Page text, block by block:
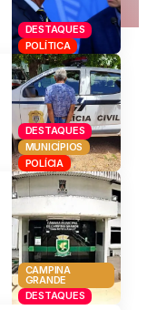
DESTAQUES
POLÍTICA
DESTAQUES
MUNICÍPIOS
POLÍCIA
CAMPINA
GRANDE
DESTAQUES